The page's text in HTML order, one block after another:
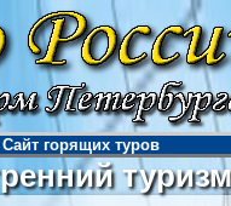
Сайт горящих туров